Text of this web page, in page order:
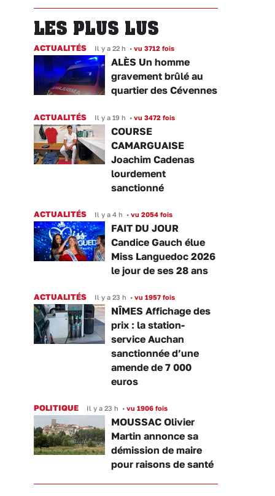
LES PLUS LUS
ACTUALITÉS Il y a 22 h • vu 3712 fois
ALÈS Un homme
gravement brûlé au
quartier des Cévennes
ACTUALITÉS Il y a 19 h • vu 3472 fois
COURSE
CAMARGUAISE
Joachim Cadenas
lourdement
sanctionné
ACTUALITÉS Il y a 4 h • vu 2054 fois
FAIT DU JOUR
Candice Gauch élue
Miss Languedoc 2026
le jour de ses 28 ans
ACTUALITÉS Il y a 23 h • vu 1957 fois
NÎMES Affichage des
prix : la station-
service Auchan
sanctionnée d’une
amende de 7 000
euros
POLITIQUE Il y a 23 h • vu 1906 fois
MOUSSAC Olivier
Martin annonce sa
démission de maire
pour raisons de santé